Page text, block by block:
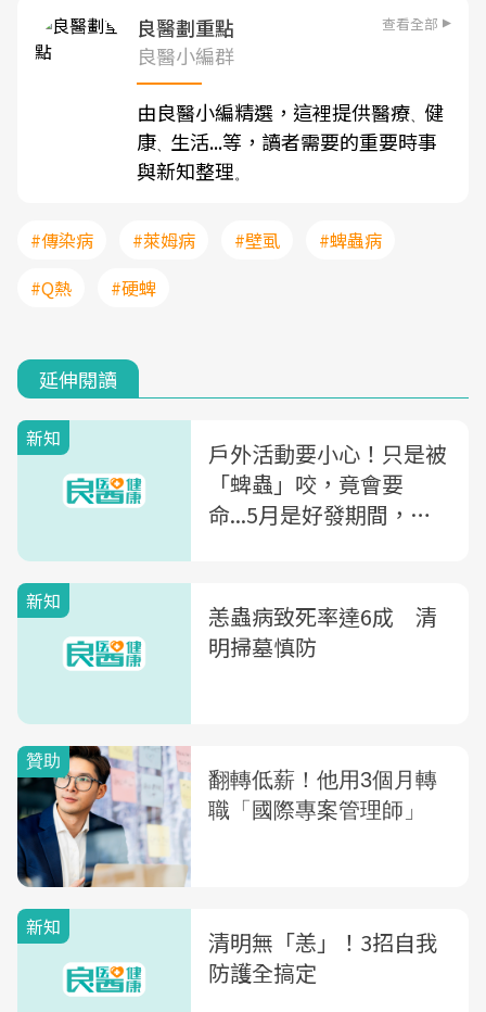
良醫劃重點 查看全部
良醫小編群
由良醫小編精選，這裡提供醫療、 健
康、 生活...等，讀者需要的重要時事
與新知整理。
#傳染病 #萊姆病 #壁虱
#蜱蟲病
#Q熱
#硬蜱
延伸閱讀
新知
戶外活動要小心！只是被
「蜱蟲」咬，竟會要
命...5月是好發期間，專
新知
恙蟲病致死率達6成 清
明掃墓慎防
新知
清明無「恙」！3招自我
防護全搞定